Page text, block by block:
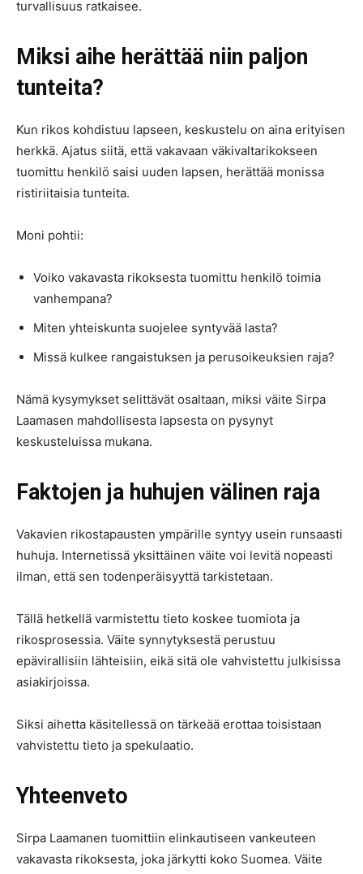
turvallisuus ratkaisee.
Miksi aihe herättää niin paljon
tunteita?
Kun rikos kohdistuu lapseen, keskustelu on aina erityisen
herkkä. Ajatus siitä, että vakavaan väkivaltarikokseen
tuomittu henkilö saisi uuden lapsen, herättää monissa
ristiriitaisia tunteita.
Moni pohtii:
Voiko vakavasta rikoksesta tuomittu henkilö toimia
vanhempana?
Miten yhteiskunta suojelee syntyvää lasta?
Missä kulkee rangaistuksen ja perusoikeuksien raja?
Nämä kysymykset selittävät osaltaan, miksi väite Sirpa
Laamasen mahdollisesta lapsesta on pysynyt
keskusteluissa mukana.
Faktojen ja huhujen välinen raja
Vakavien rikostapausten ympärille syntyy usein runsaasti
huhuja. Internetissä yksittäinen väite voi levitä nopeasti
ilman, että sen todenperäisyyttä tarkistetaan.
Tällä hetkellä varmistettu tieto koskee tuomiota ja
rikosprosessia. Väite synnytyksestä perustuu
epävirallisiin lähteisiin, eikä sitä ole vahvistettu julkisissa
asiakirjoissa.
Siksi aihetta käsitellessä on tärkeää erottaa toisistaan
vahvistettu tieto ja spekulaatio.
Yhteenveto
Sirpa Laamanen tuomittiin elinkautiseen vankeuteen
vakavasta rikoksesta, joka järkytti koko Suomea. Väite